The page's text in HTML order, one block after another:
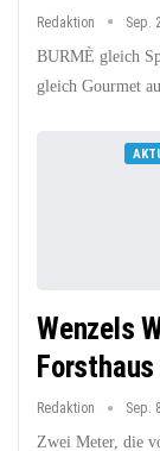
Redaktion Sep.
BURMÈ gleich
gleich Gourmet
Wenzels
Forsthaus
Redaktion Sep.
Zwei Meter, die